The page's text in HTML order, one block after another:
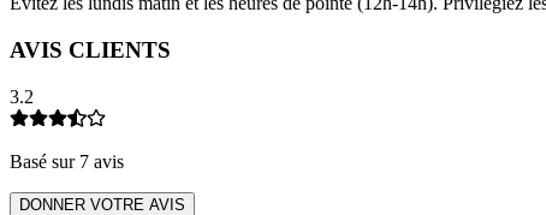
AVIS CLIENTS
3.2
Basé sur 7 avis
DONNER VOTRE AVIS